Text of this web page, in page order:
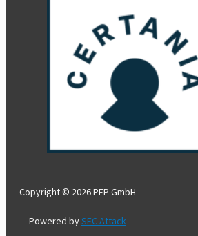
Copyright © 2026 PEP GmbH
Powered bySEC Attack